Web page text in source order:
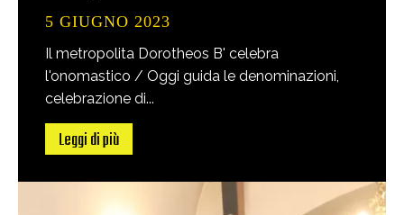
5 GIUGNO 2023
Il metropolita Dorotheos B' celebra
l'onomastico / Oggi guida le denominazioni,
celebrazione di...
Leggi di più